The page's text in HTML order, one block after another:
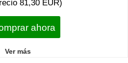
81,30 EUR)
ahora
Ver más